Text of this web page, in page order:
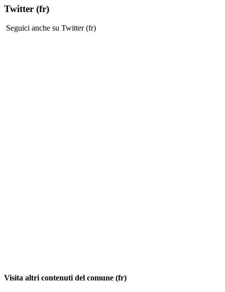
Twitter (fr)
Seguici anche su Twitter (fr)
Visita altri contenuti del comune (fr)